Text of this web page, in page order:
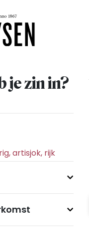
je zin in?